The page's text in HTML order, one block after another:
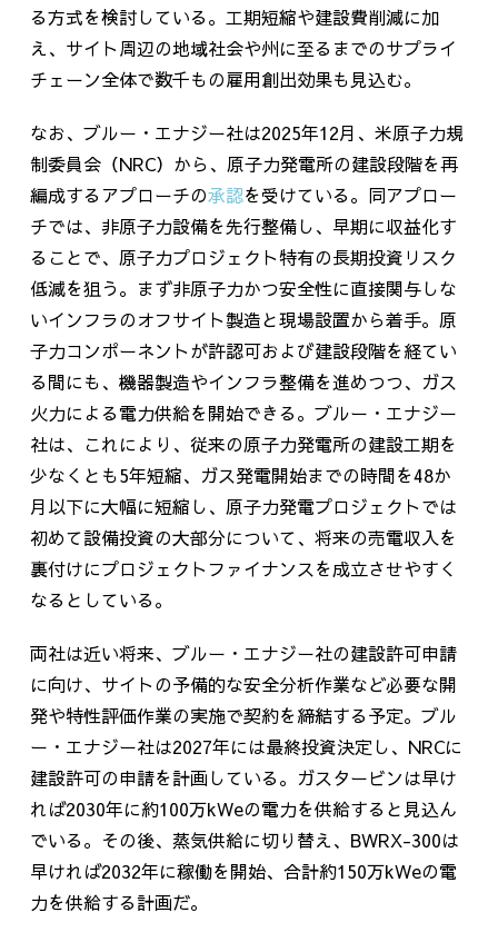
る方式を検討している。工期短縮や建設費削減に加
え、サイト周辺の地域社会や州に至るまでのサプライ
チェーン全体で数千もの雇用創出効果も見込む。
なお、ブルー・エナジー社は2025年12月、米原子力規
制委員会（NRC）から、原子力発電所の建設段階を再
編成するアプローチの承認を受けている。同アプロー
チでは、非原子力設備を先行整備し、早期に収益化す
ることで、原子力プロジェクト特有の長期投資リスク
低減を狙う。まず非原子力かつ安全性に直接関与しな
いインフラのオフサイト製造と現場設置から着手。原
子力コンポーネントが許認可および建設段階を経てい
る間にも、機器製造やインフラ整備を進めつつ、ガス
火力による電力供給を開始できる。ブルー・エナジー
社は、これにより、従来の原子力発電所の建設工期を
少なくとも5年短縮、ガス発電開始までの時間を48か
月以下に大幅に短縮し、原子力発電プロジェクトでは
初めて設備投資の大部分について、将来の売電収入を
裏付けにプロジェクトファイナンスを成立させやすく
なるとしている。
両社は近い将来、ブルー・エナジー社の建設許可申請
に向け、サイトの予備的な安全分析作業など必要な開
発や特性評価作業の実施で契約を締結する予定。ブル
ー・エナジー社は2027年には最終投資決定し、 NRCに
建設許可の申請を計画している。ガスタービンは早け
れば2030年に約100万kWeの電力を供給すると見込ん
でいる。その後、蒸気供給に切り替え、 BWRX-300は
早ければ2032年に稼働を開始、合計約150万kWeの電
力を供給する計画だ。